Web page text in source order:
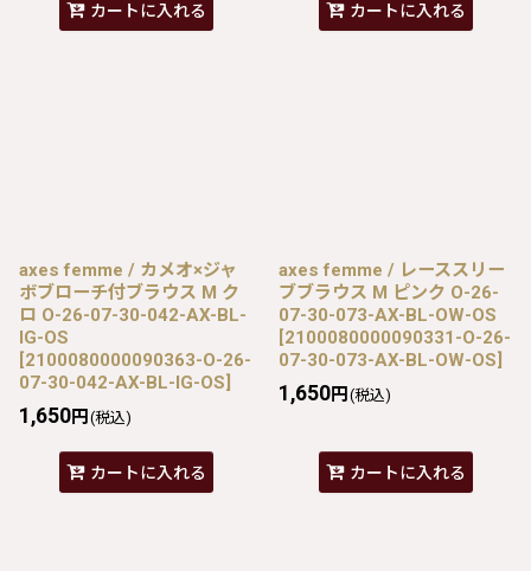
カートに入れる カートに入れる
axes femme / カメオ×ジャ
ボブローチ付ブラウス M ク
ロ O-26-07-30-042-AX-BL-
IG-OS
[2100080000090363-O-26-
07-30-042-AX-BL-IG-OS]
1,650円 (税込)
カートに入れる
axes femme / レーススリー
ブブラウス M ピンク O-26-
07-30-073-AX-BL-OW-OS
[2100080000090331-O-26-
07-30-073-AX-BL-OW-OS]
1,650円 (税込)
カートに入れる